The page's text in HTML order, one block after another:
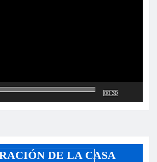
00:30
DE LA CASA